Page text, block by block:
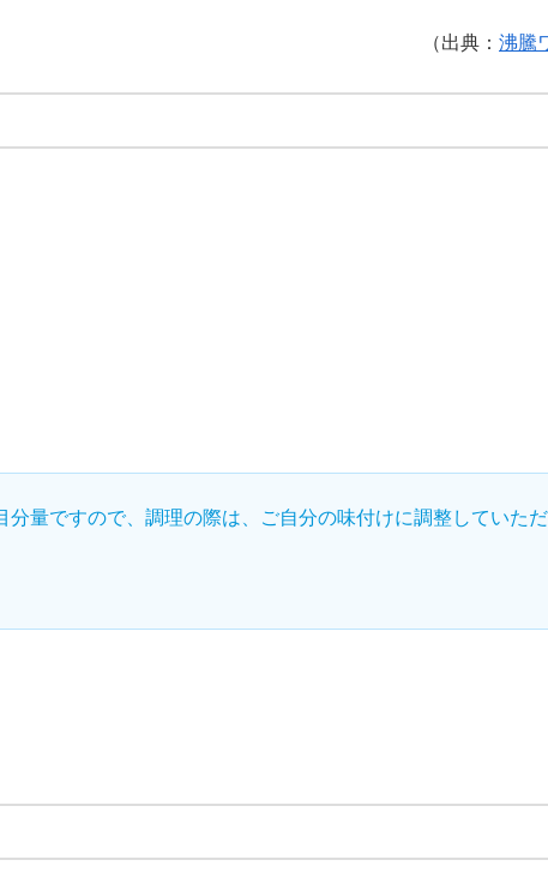
（出典： 沸騰
量ですので、調理の際は、ご自分の味付けに調整していた